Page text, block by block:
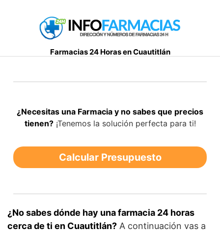
Farmacias 24 Horas en Cuautitlán
¿Necesitas una Farmacia y no sabes que precios
tienen?¡Tenemos la solución perfecta para ti!
Calcular Presupuesto
¿No sabes dónde hay una farmacia 24 horas
cerca de ti en Cuautitlán? A continuación vas a